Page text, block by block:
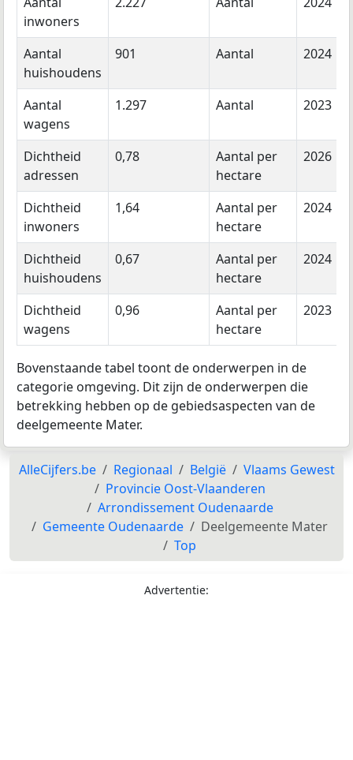
inwoners
Aantal
huishoudens
901 Aantal 2024
Aantal
wagens
1.297 Aantal 2023
Dichtheid
adressen
0,78
Aantal per
hectare
2026
Dichtheid
inwoners
1,64
Aantal per
hectare
2024
Dichtheid
huishoudens
0,67
Aantal per
hectare
2024
Dichtheid
wagens
0,96
Aantal per
hectare
2023
Bovenstaande tabel toont de onderwerpen in de
categorie omgeving. Dit zijn de onderwerpen die
betrekking hebben op de gebiedsaspecten van de
deelgemeente Mater.
AlleCijfers.be Regionaal België
Vlaams Gewest
Provincie Oost-Vlaanderen
Arrondissement Oudenaarde
Gemeente Oudenaarde
Deelgemeente Mater
Top
Advertentie: